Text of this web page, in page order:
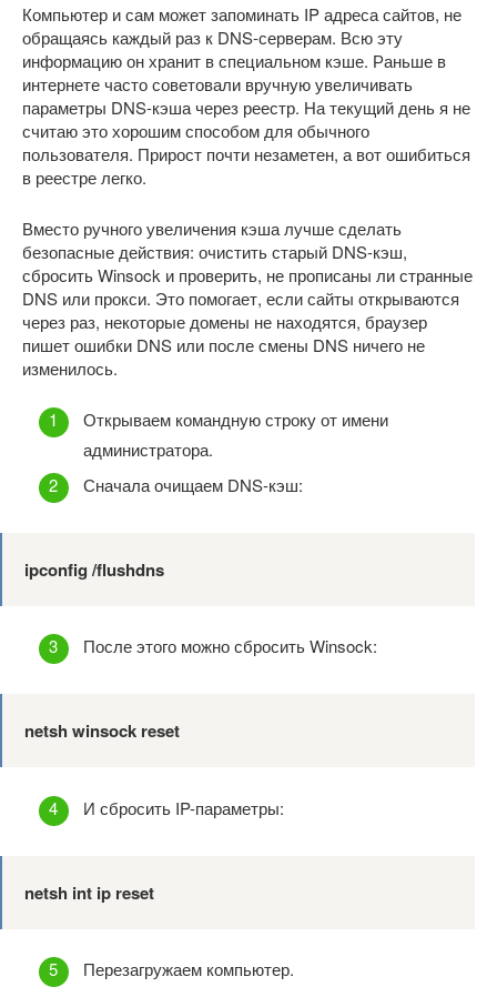
Компьютер и сам может запоминать IP адреса сайтов, не
обращаясь каждый раз к DNS-серверам. Всю эту
информацию он хранит в специальном кэше. Раньше в
интернете часто советовали вручную увеличивать
параметры DNS-кэша через реестр. На текущий день я не
считаю это хорошим способом для обычного
пользователя. Прирост почти незаметен, а вот ошибиться
в реестре легко.
Вместо ручного увеличения кэша лучше сделать
безопасные действия: очистить старый DNS-кэш,
сбросить Winsock и проверить, не прописаны ли странные
DNS или прокси. Это помогает, если сайты открываются
через раз, некоторые домены не находятся, браузер
пишет ошибки DNS или после смены DNS ничего не
изменилось.
Открываем командную строку от имени
администратора.
Сначала очищаем DNS-кэш:
ipconfig /flushdns
После этого можно сбросить Winsock:
netsh winsock reset
И сбросить IP-параметры:
netsh int ip reset
Перезагружаем компьютер.